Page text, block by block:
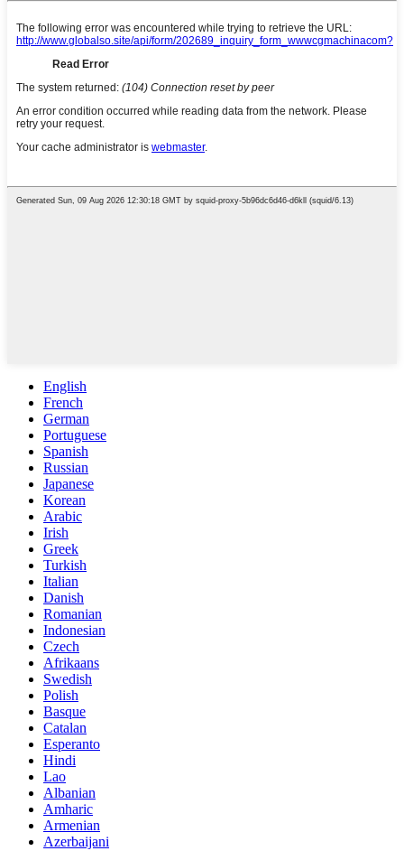
English
French
German
Portuguese
Spanish
Russian
Japanese
Korean
Arabic
Irish
Greek
Turkish
Italian
Danish
Romanian
Indonesian
Czech
Afrikaans
Swedish
Polish
Basque
Catalan
Esperanto
Hindi
Lao
Albanian
Amharic
Armenian
Azerbaijani